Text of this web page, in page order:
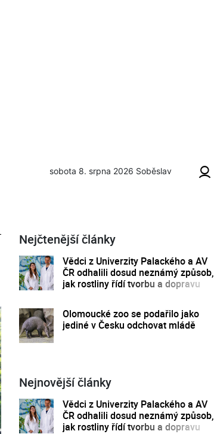
sobota 8. srpna 2026 Soběslav
Nejčtenější články
Vědci z Univerzity Palackého a AV
ČR odhalili dosud neznámý způsob,
jak rostliny řídí tvorbu a dopravu
Olomoucké zoo se podařilo jako
jediné v Česku odchovat mládě
Nejnovější články
Vědci z Univerzity Palackého a AV
ČR odhalili dosud neznámý způsob,
jak rostliny řídí tvorbu a dopravu